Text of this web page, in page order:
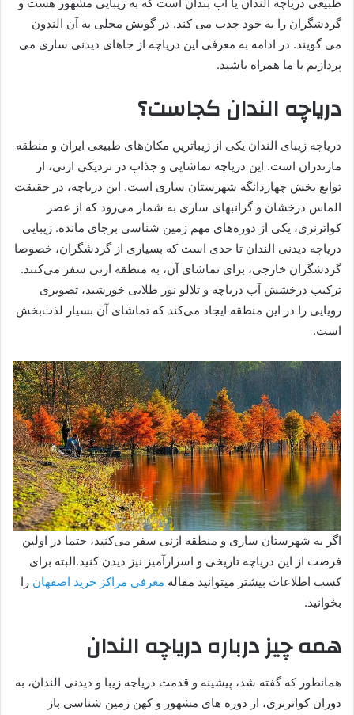
طبیعی دریاچه الندان یا آب بندان است که به زیبایی مشهور هست و
گردشگران را به خود جذب می کند. در گویش محلی به آن الندون
می گویند. در ادامه به معرفی این دریاچه از جاهای دیدنی ساری می
پردازیم با ما همراه باشید.
دریاچه الندان کجاست؟
دریاچه زیبای الندان یکی از زیباترین مکان‌های طبیعی ایران و منطقه
مازندران است. این دریاچه تماشایی و جذاب در نزدیکی ازنی، از
توابع بخش چهاردانگه شهرستان ساری است. این دریاچه، در حقیقت
الماس درخشان و گرانبهای ساری به شمار می‌رود که از عصر
کواترنری، یکی از دوره‌های مهم زمین شناسی برجای مانده. زیبایی
دریاچه دیدنی الندان تا حدی است که بسیاری از گردشگران، خصوصا
گردشگران خارجی، برای تماشای آن، به منطقه ازنی سفر می‌کنند.
ترکیب درخشش آب دریاچه و تلالو نور طلایی خورشید، تصویری
رویایی را در این منطقه ایجاد می‌کند که تماشای آن بسیار لذت‌بخش
است.
اگر به شهرستان ساری و منطقه ازنی سفر می‌کنید، حتما در اولین
فرصت از این دریاچه تاریخی و اسرارآمیز نیز دیدن کنید.البته برای
کسب اطلاعات بیشتر میتوانید مقاله معرفی مراکز خرید اصفهان را
بخوانید.
همه چیز درباره دریاچه الندان
همانطور که گفته شد، پیشینه و قدمت دریاچه زیبا و دیدنی الندان، به
دوران کواترنری، از دوره های مشهور و کهن زمین شناسی باز